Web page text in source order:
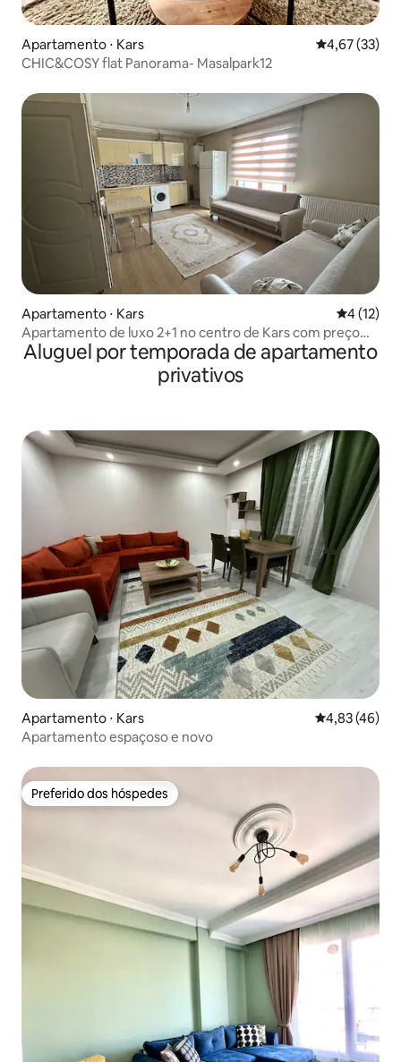
Apartamento ⋅ Kars 4,67 de uma
4,67 (33)
CHIC&COSY flat Panorama- Masalpark12
Apartamento ⋅ Kars 4 de uma
4 (12)
Apartamento de luxo 2+1 no centro de Kars com preço
promocional
Aluguel por temporada de apartamento
privativos
Apartamento ⋅ Kars 4,83 de uma
4,83 (46)
Apartamento espaçoso e novo
Preferido dos hóspedes
Preferido dos hóspedes